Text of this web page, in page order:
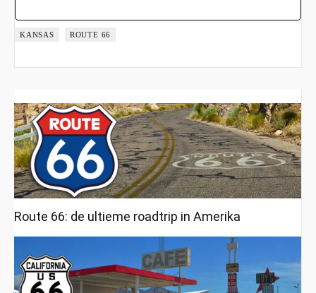
KANSAS ROUTE 66
Route 66: de ultieme roadtrip in Amerika